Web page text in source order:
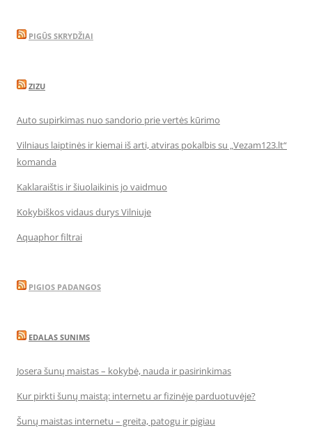
PIGŪS SKRYDŽIAI
ZIZU
Auto supirkimas nuo sandorio prie vertės kūrimo
Vilniaus laiptinės ir kiemai iš arti, atviras pokalbis su „Vezam123.lt“
komanda
Kaklaraištis ir šiuolaikinis jo vaidmuo
Kokybiškos vidaus durys Vilniuje
Aquaphor filtrai
PIGIOS PADANGOS
EDALAS SUNIMS
Josera šunų maistas – kokybė, nauda ir pasirinkimas
Kur pirkti šunų maistą: internetu ar fizinėje parduotuvėje?
Šunų maistas internetu – greita, patogu ir pigiau